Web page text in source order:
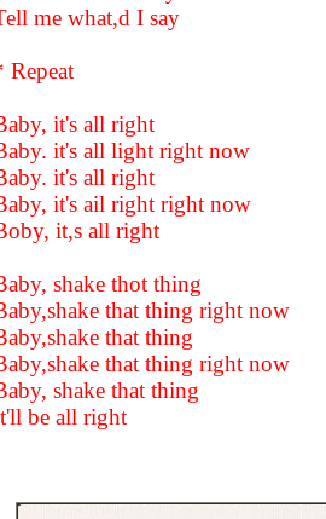
me what,d I say
Repeat
it's all right
it's all light right now
it's all right
it's ail right right now
it,s all right
shake thot thing
that thing right now
that thing
that thing right now
shake that thing
be all right